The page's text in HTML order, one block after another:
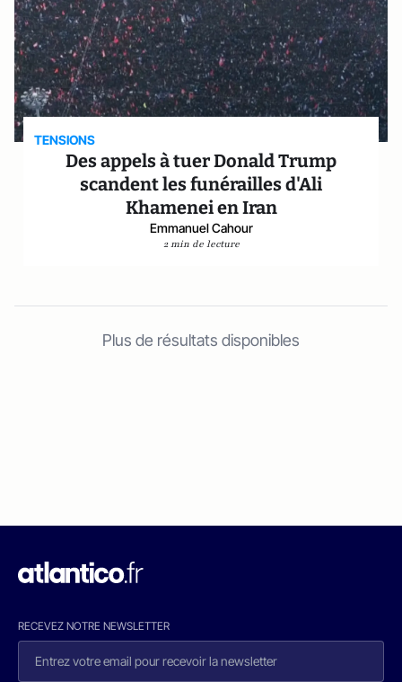
TENSIONS
Des appels à tuer Donald Trump
scandent les funérailles d'Ali
Khamenei en Iran
Emmanuel Cahour
2 min de lecture
Plus de résultats disponibles
RECEVEZ NOTRE NEWSLETTER